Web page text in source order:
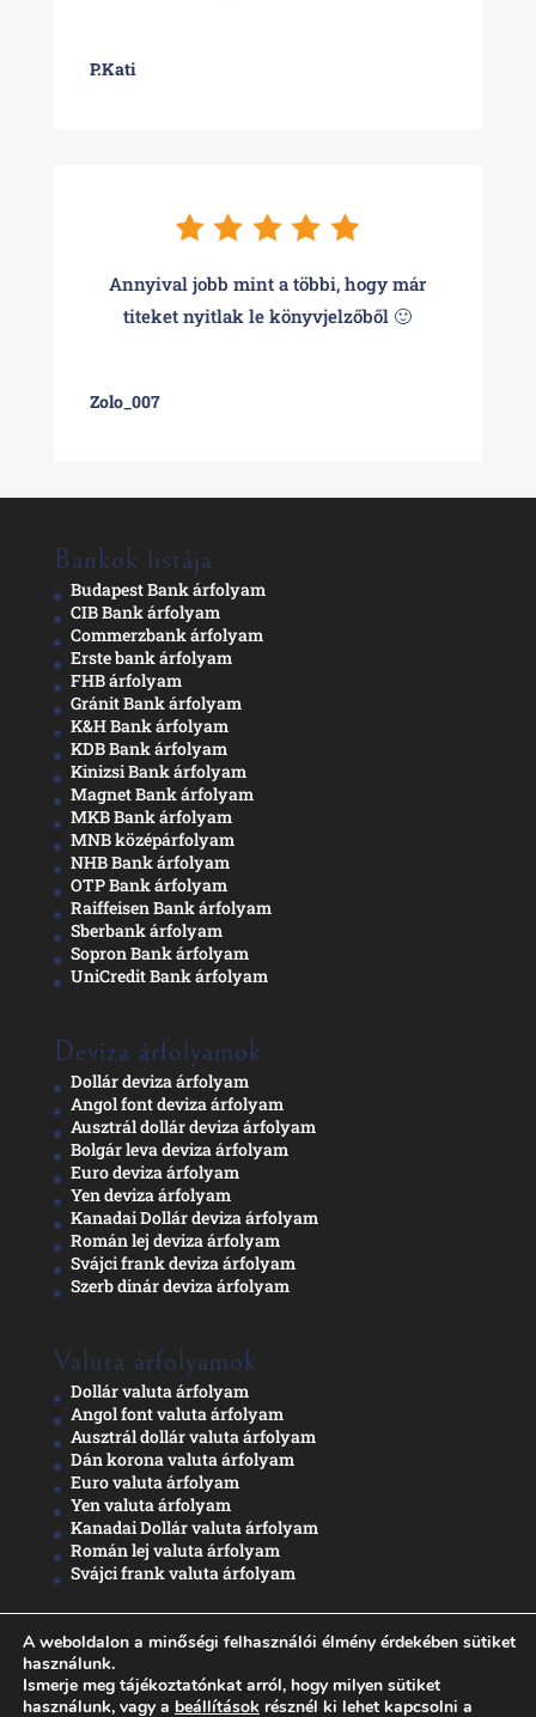
P.Kati
Annyival jobb mint a többi, hogy már
titeket nyitlak le könyvjelzőből 🙂
Zolo_007
Bankok listája
Budapest Bank árfolyam
CIB Bank árfolyam
Commerzbank árfolyam
Erste bank árfolyam
FHB árfolyam
Gránit Bank árfolyam
K&H Bank árfolyam
KDB Bank árfolyam
Kinizsi Bank árfolyam
Magnet Bank árfolyam
MKB Bank árfolyam
MNB középárfolyam
NHB Bank árfolyam
OTP Bank árfolyam
Raiffeisen Bank árfolyam
Sberbank árfolyam
Sopron Bank árfolyam
UniCredit Bank árfolyam
Deviza árfolyamok
Dollár deviza árfolyam
Angol font deviza árfolyam
Ausztrál dollár deviza árfolyam
Bolgár leva deviza árfolyam
Euro deviza árfolyam
Yen deviza árfolyam
Kanadai Dollár deviza árfolyam
Román lej deviza árfolyam
Svájci frank deviza árfolyam
Szerb dinár deviza árfolyam
Valuta árfolyamok
Dollár valuta árfolyam
Angol font valuta árfolyam
Ausztrál dollár valuta árfolyam
Dán korona valuta árfolyam
Euro valuta árfolyam
Yen valuta árfolyam
Kanadai Dollár valuta árfolyam
Román lej valuta árfolyam
Svájci frank valuta árfolyam
Adatkezelési nyilatkozat
A weboldalon a minőségi felhasználói élmény érdekében sütiket
használunk.
Ismerje meg tájékoztatónkat arról, hogy milyen sütiket
használunk, vagy a beállítások résznél ki lehet kapcsolni a